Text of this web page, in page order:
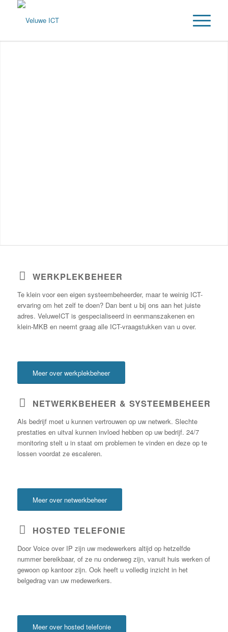
WERKPLEKBEHEER
Te klein voor een eigen systeembeheerder, maar te weinig ICT-
ervaring om het zelf te doen? Dan bent u bij ons aan het juiste
adres. VeluweICT is gespecialiseerd in eenmanszakenen en
klein-MKB en neemt graag alle ICT-vraagstukken van u over.
Meer over werkplekbeheer
NETWERKBEHEER & SYSTEEMBEHEER
Als bedrijf moet u kunnen vertrouwen op uw netwerk. Slechte
prestaties en uitval kunnen invloed hebben op uw bedrijf. 24/7
monitoring stelt u in staat om problemen te vinden en deze op te
lossen voordat ze escaleren.
Meer over netwerkbeheer
HOSTED TELEFONIE
Door Voice over IP zijn uw medewerkers altijd op hetzelfde
nummer bereikbaar, of ze nu onderweg zijn, vanuit huis werken of
gewoon op kantoor zijn. Ook heeft u volledig inzicht in het
belgedrag van uw medewerkers.
Meer over hosted telefonie